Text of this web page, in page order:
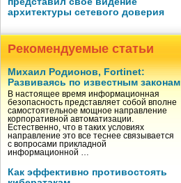
архитектуры сетевого доверия
Рекомендуемые статьи
Михаил Родионов, Fortinet:
Развиваясь по известным законам
В настоящее время информационная
безопасность представляет собой вполне
самостоятельное мощное направление
корпоративной автоматизации.
Естественно, что в таких условиях
направление это все теснее связывается
с вопросами прикладной
информационной …
Как эффективно противостоять